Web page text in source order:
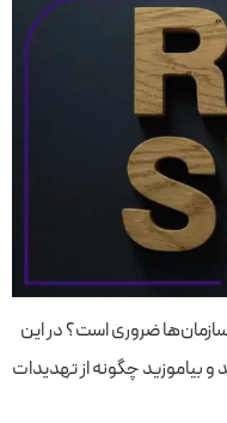
ضروری است؟ در این
و بیاموزید چگونه از تهدیدات